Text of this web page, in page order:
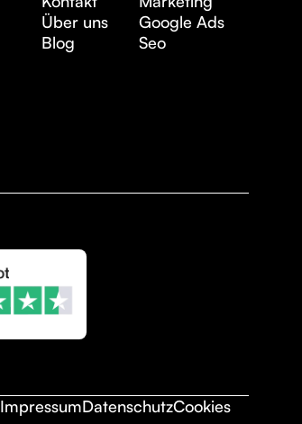
Über uns
Blog
Google Ads
Seo
ImpressumDatenschutzCookies